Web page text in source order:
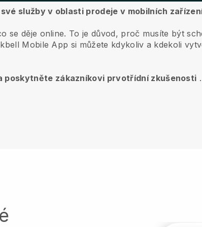
služby v oblasti prodeje v mobilních
se děje online. To je důvod, proč musíte být
Mobile App si můžete kdykoliv a kdekoli
poskytněte zákazníkovi prvotřídní zkušenosti .